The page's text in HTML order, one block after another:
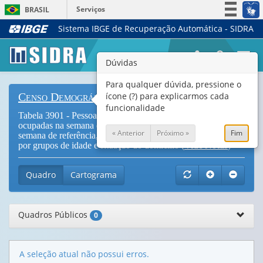
BRASIL
Serviços
Simplifique!
Legislação
Canais
Sistema IBGE de Recuperação Automática - SIDRA
Censo Demográfico
Tabela 3901 - Pessoas de 10 a 17 anos de idade, total e
ocupadas na semana de referência e Nível da ocupação, na
semana de referência, das pessoas de 10 a 17 anos de idade,
por grupos de idade e situação do domicílio (Vide Notas)
Quadro Cartograma
Quadros Públicos 0
A seleção atual não possui erros.
Dúvidas
Para qualquer dúvida, pressione o
ícone (?) para explicarmos cada
funcionalidade
« Anterior Próximo » Fim